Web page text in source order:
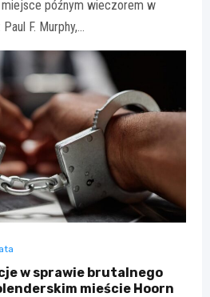
miejsce późnym wieczorem w
F. Murphy,…
w sprawie brutalnego
mieście Hoorn